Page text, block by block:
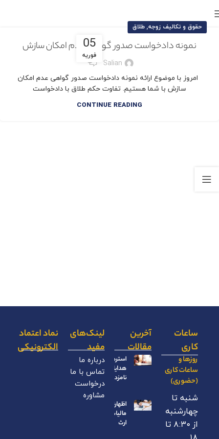
05
فوریه
حقوق و تکالیف زوجه, طلاق
نمونه دادخواست صدور گواهی عدم امکان سازش
Salian
0
امروز با موضوع ارائه نمونه دادخواست صدور گواهی عدم امکان
سازش با شما هستیم. تفاوت حکم طلاق با دادخواست
CONTINUE READING
ساعات
کاری
روزها و
ساعات کاری
(حضوری)
شنبه تا
چهارشنبه
از ۸:۳۰ تا
آخرین
مقالات
استرداد
هدایای
نامزدی
اظهارنامه
مالیات بر
ارث
لینک‌های
مفید
درباره ما
تماس با ما
درخواست
مشاوره
نماد اعتماد
الکترونیکی